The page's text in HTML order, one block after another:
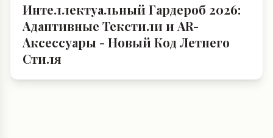
Интеллектуальный Гардероб 2026:
Адаптивные Текстили и AR-
Аксессуары - Новый Код Летнего
Стиля